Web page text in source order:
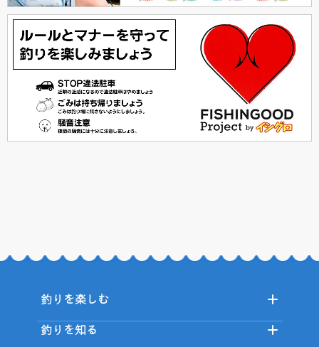
釣りを楽しむ
釣りを知る